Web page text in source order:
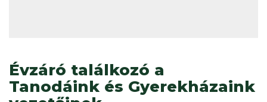
Évzáró találkozó a
Tanodáink és Gyerekházaink